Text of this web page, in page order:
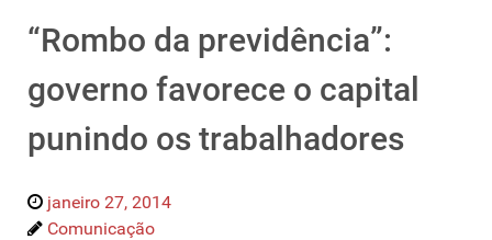
“Rombo da previdência”:
governo favorece o capital
punindo os trabalhadores
janeiro 27, 2014
Comunicação